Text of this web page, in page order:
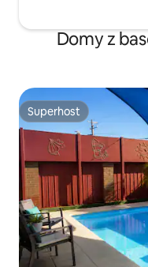
Domy z
Superhost
Superhost